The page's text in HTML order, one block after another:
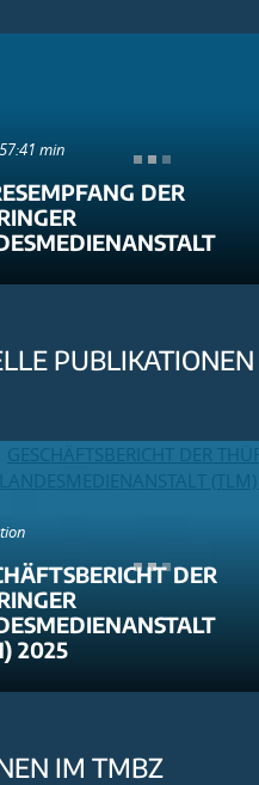
min
DER
PUBLIKATIONEN
DER
2025
IM TMBZ